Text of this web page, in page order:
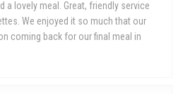
a lovely meal. Great, friendly service
We enjoyed it so much that our
coming back for our final meal in